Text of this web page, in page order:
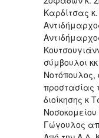
Καρδίτσας
σύμβουλοι
Νοτόπουλος,
προστασίας
διοίκησης κ
Γώγουλος